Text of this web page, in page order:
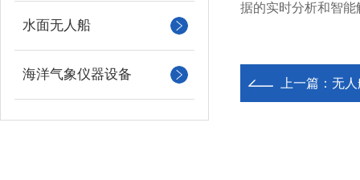
水面无人船
海洋气象仪器设备
据的实时分析和智
上一篇： 无